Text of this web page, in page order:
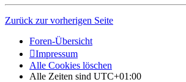
Zurück zur vorherigen Seite
Foren-Übersicht
Impressum
Alle Cookies löschen
Alle Zeiten sind UTC+01:00